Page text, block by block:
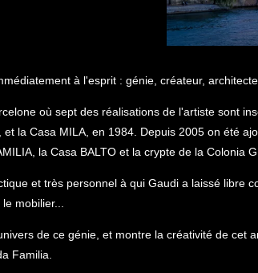
à l'esprit : génie, créateur,
où sept des réalisations de l'artiste sont
la Casa MILA, en 1984. Depuis 2005 on été
la Casa BALTO et la crypte de la Colonia
et très personnel à qui Gaudi a laissé libre
mobilier...
de ce génie, et montre la créativité de cet
Familia.